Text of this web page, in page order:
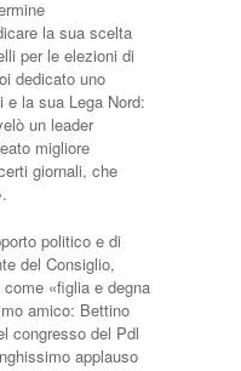
la sua scelta
per le elezioni di
dedicato uno
la sua Lega Nord:
un leader
migliore
giornali, che
politico e di
del Consiglio,
«figlia e degna
amico: Bettino
congresso del Pdl
applauso